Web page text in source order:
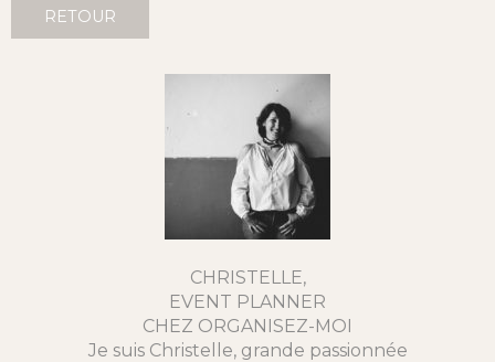
RETOUR
CHRISTELLE,
EVENT PLANNER
CHEZ ORGANISEZ-MOI
Je suis Christelle, grande passionnée